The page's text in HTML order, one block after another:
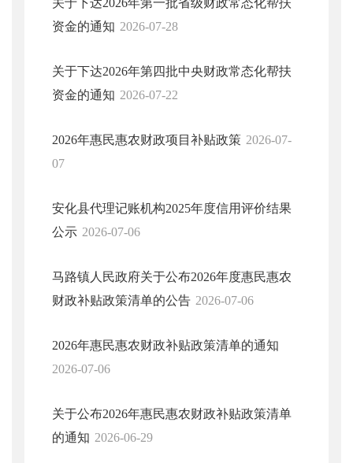
关于下达2026年第一批省级财政常态化帮扶
资金的通知 2026-07-28
关于下达2026年第四批中央财政常态化帮扶
资金的通知 2026-07-22
2026年惠民惠农财政项目补贴政策 2026-07-
07
安化县代理记账机构2025年度信用评价结果
公示 2026-07-06
马路镇人民政府关于公布2026年度惠民惠农
财政补贴政策清单的公告 2026-07-06
2026年惠民惠农财政补贴政策清单的通知
2026-07-06
关于公布2026年惠民惠农财政补贴政策清单
的通知 2026-06-29